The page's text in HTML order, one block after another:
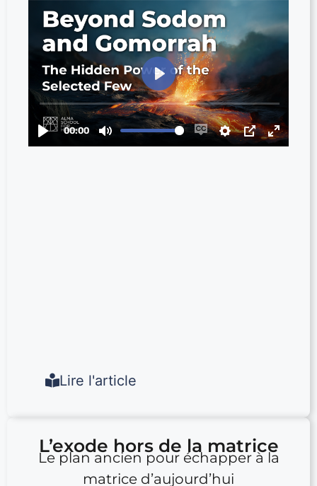
Lire l'article
L’exode hors de la matrice
Le plan ancien pour échapper à la
matrice d’aujourd’hui